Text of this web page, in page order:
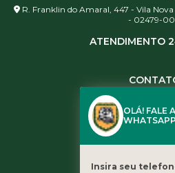
R. Franklin do Amaral, 447 - Vila
- 02479-
ATENDIMENTO
(11) 3461-
OLÁ! FALE
WHATSAPP
Insira seu